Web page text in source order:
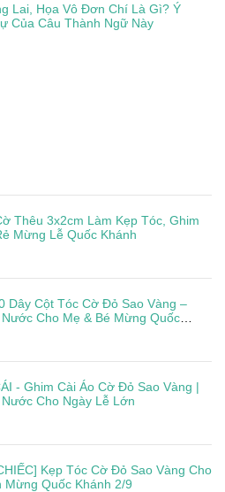
Lai, Họa Vô Đơn Chí Là Gì? Ý
Của Câu Thành Ngữ Này
Thêu 3x2cm Làm Kẹp Tóc, Ghim
Mừng Lễ Quốc Khánh
Dây Cột Tóc Cờ Đỏ Sao Vàng –
Cho Mẹ & Bé Mừng Quốc
- Ghim Cài Áo Cờ Đỏ Sao Vàng |
Cho Ngày Lễ Lớn
Kẹp Tóc Cờ Đỏ Sao Vàng Cho
Mừng Quốc Khánh 2/9